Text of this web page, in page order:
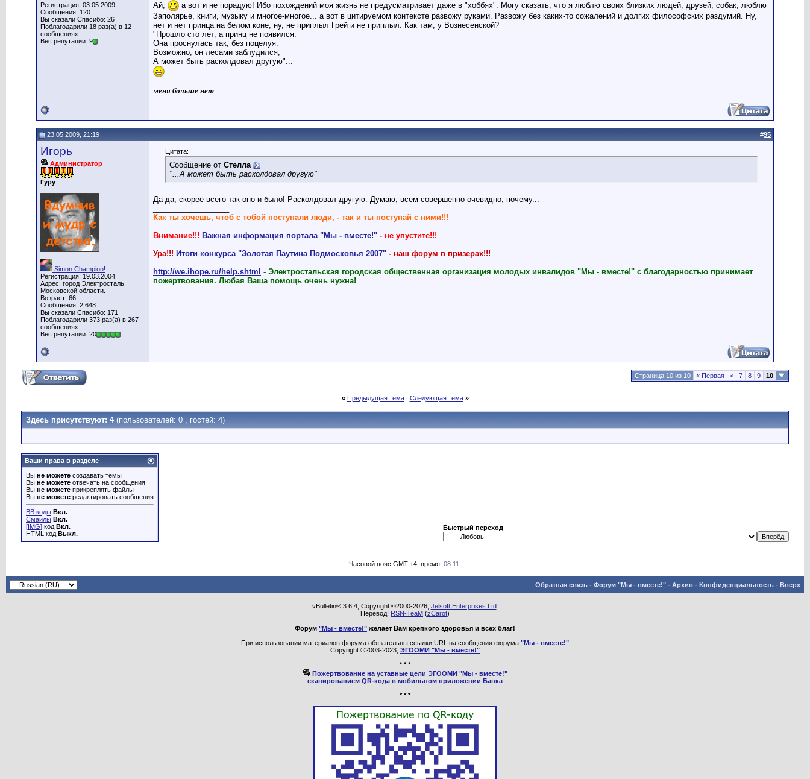
Регистрация: 03.05.2009
Сообщения: 120
Вы сказали Спасибо: 26
Поблагодарили 18 раз(а) в 12
сообщениях
Вес репутации: 9
Ай,
а вот и не порадую! Ибо похождений моя жизнь не предусматривает даже в "хоббях". Могу сказать, что я люблю своих близких людей, друзей, собак, люблю
Заполярье, книги, музыку и многое-многое... а вот в цитируемом контексте развожу руками. Развожу без каких-то сожалений и долгих философских раздумий. Ну,
нет и нет принца на белом коне, ну, не приплыл Грей и не приплыл. Как там, у Вознесенской?
"Прошло сто лет, а принц не появился.
Она проснулась так, без поцелуя.
Возможно, он лесами заблудился,
А может быть расколдовал другую"...
меня больше нет
23.05.2009, 21:19 #95
Игорь
Администратор
Гуру
Simon Champion!
Регистрация: 19.03.2004
Адрес: город Электросталь
Московской области.
Возраст: 66
Сообщения: 2,648
Вы сказали Спасибо: 171
Поблагодарили 373 раз(а) в 267
сообщениях
Вес репутации: 20
Цитата:
Сообщение от Стелла
"...А может быть расколдовал другую"
Да-да, скорее всего так оно и было! Расколдовал другую. Думаю, всем совершенно очевидно, почему...
Как ты хочешь, чтоб с тобой поступали люди, - так и ты поступай с ними!!!
Внимание!!! Важная информация портала "Мы - вместе!" - не упустите!!!
Ура!!! Итоги конкурса "Золотая Паутина Подмосковья 2007" - наш форум в призерах!!!
http://we.ihope.ru/help.shtml - Электростальская городская общественная организация молодых инвалидов "Мы - вместе!" с благодарностью принимает
пожертвования. Любая Ваша помощь очень нужна!
Страница 10 из 10 « Первая < 7 8 9 10
« Предыдущая тема| Следующая тема »
Здесь присутствуют: 4 (пользователей: 0 , гостей: 4)
Ваши права в разделе
Вы не можете создавать темы
Вы не можете отвечать на сообщения
Вы не можете прикреплять файлы
Вы не можете редактировать сообщения
BB коды Вкл.
Смайлы Вкл.
[IMG] код Вкл.
HTML код Выкл.
Быстрый переход
Часовой пояс GMT +4, время: 08:11
Обратная связь - Форум "Мы - вместе!" - Архив - Конфиденциальность - Вверх
vBulletin® 3.6.4, Copyright ©2000-2026, Jelsoft Enterprises Ltd.
Перевод: RSN-TeaM (zCarot)
Форум "Мы - вместе!" желает Вам крепкого здоровья и всех благ!
При использовании материалов форума обязательны ссылки URL на сообщения форума "Мы - вместе!"
Copyright ©2003-2023, ЭГООМИ "Мы - вместе!"
* * *
Пожертвование на уставные цели ЭГООМИ "Мы - вместе!"
сканированием QR-кода в мобильном приложении Банка
* * *